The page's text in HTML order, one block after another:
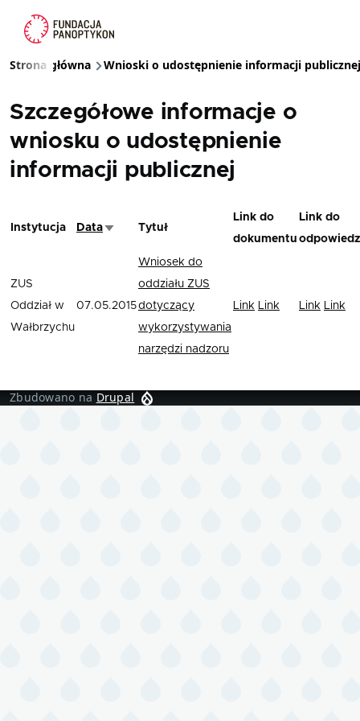
Ścieżka nawigacyjna
Strona główna Wnioski o udostępnienie informacji publicznej
Szczegółowe informacje o
wniosku o udostępnienie
informacji publicznej
Instytucja DataSortuj rosnąco
Tytuł
Link do
dokumentu
Link do
ZUS
Oddział w
Wałbrzychu
07.05.2015
Wniosek do
oddziału ZUS
dotyczący
wykorzystywania
narzędzi nadzoru
Link Link Link Link
Zbudowano na Drupal